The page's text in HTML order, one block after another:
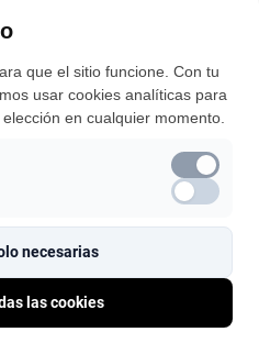
que el sitio funcione. Con tu
usar cookies analíticas para
en cualquier momento.
necesarias
las cookies